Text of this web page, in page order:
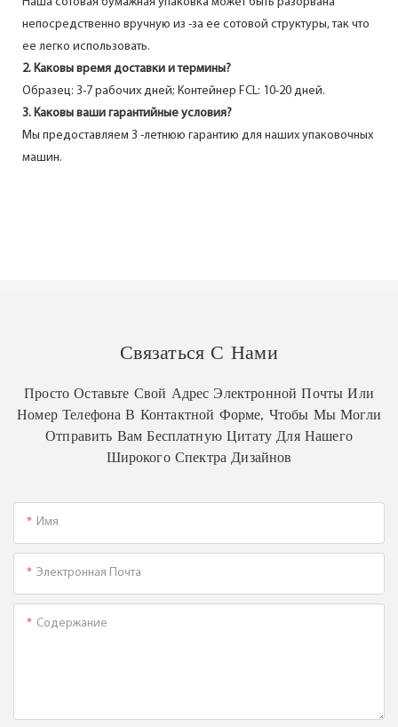
непосредственно вручную из -за ее сотовой структуры, так что
ее легко использовать.
2. Каковы время доставки и термины?
Образец: 3-7 рабочих дней; Контейнер FCL: 10-20 дней.
3. Каковы ваши гарантийные условия?
Мы предоставляем 3 -летнюю гарантию для наших упаковочных
машин.
Связаться С Нами
Просто Оставьте Свой Адрес Электронной Почты Или
Номер Телефона В Контактной Форме, Чтобы Мы Могли
Отправить Вам Бесплатную Цитату Для Нашего
Широкого Спектра Дизайнов
Имя
Электронная Почта
Содержание